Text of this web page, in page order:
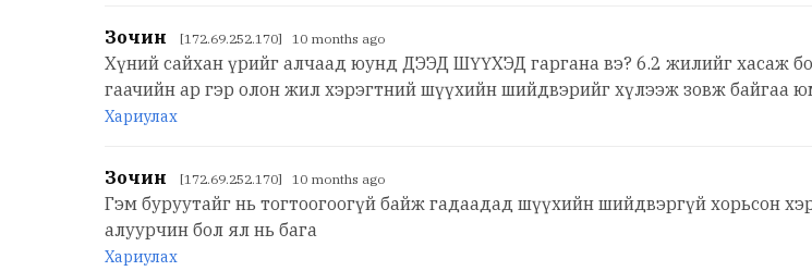
Зочин [172.69.252.170] 10 months ago
Хүний сайхан үрийг алчаад юунд ДЭЭД ШҮҮХЭД гаргана вэ? 6.2 жилийг хасаж
гаачийн ар гэр олон жил хэрэгтний шүүхийн шийдвэрийг хүлээж зовж байгаа
Хариулах
Зочин [172.69.252.170] 10 months ago
Гэм буруутайг нь тогтоогоогүй байж гадаадад шүүхийн шийдвэргүй хорьсон
алуурчин бол ял нь бага
Хариулах